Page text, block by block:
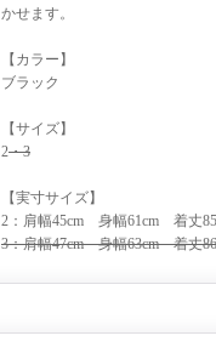
かせます。
【カラー】
ブラック
【サイズ】
2・3
【実寸サイズ】
2：肩幅45cm 身幅61cm 着丈
3：肩幅47cm 身幅63cm 着丈